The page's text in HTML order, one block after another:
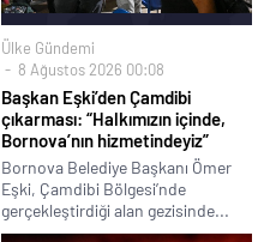
Ülke Gündemi
8 Ağustos 2026 00:08
Başkan Eşki’den Çamdibi
çıkarması: “Halkımızın içinde,
Bornova’nın hizmetindeyiz”
Bornova Belediye Başkanı Ömer
Eşki, Çamdibi Bölgesi’nde
gerçekleştirdiği alan gezisinde...